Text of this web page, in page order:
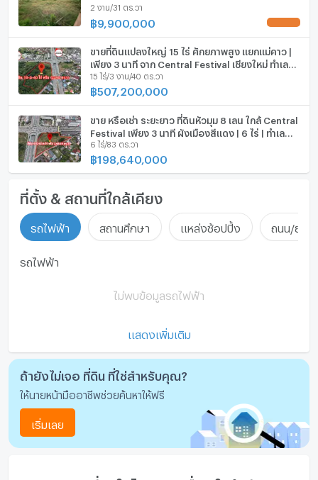
2 งาน/31 ตร.วา
฿9,900,000
ขายที่ดินแปลงใหญ่ 15 ไร่ ศักยภาพสูง แยกแม่คาว |
เพียง 3 นาที จาก Central Festival เชียงใหม่ ทำเล
ทอง รองรับอาคารสูง | เหมาะพัฒนาโครงการขนาด
ใหญ่
15 ไร่/3 งาน/40 ตร.วา
฿507,200,000
ขาย หรือเช่า ระยะยาว ที่ดินหัวมุม 8 เลน ใกล้ Central
Festival เพียง 3 นาที ผังเมืองสีแดง | 6 ไร่ | ทำเล
ยุทธศาสตร์ด้านเศรษฐกิจของเชียงใหม่
6 ไร่/83 ตร.วา
฿198,640,000
ที่ตั้ง & สถานที่ใกล้เคียง
รถไฟฟ้า สถานศึกษา แหล่งช้อปปิ้ง ถนน/ย่าน
รถไฟฟ้า
ไม่พบข้อมูลรถไฟฟ้า
แสดงเพิ่มเติม
ถ้ายังไม่เจอ ที่ดิน ที่ใช่สำหรับคุณ?
ให้นายหน้ามืออาชีพช่วยค้นหาให้ฟรี
เริ่มเลย